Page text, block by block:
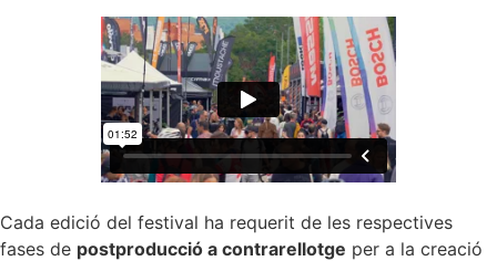
Cada edició del festival ha requerit de les respectives
fases de postproducció a contrarellotge per a la creació